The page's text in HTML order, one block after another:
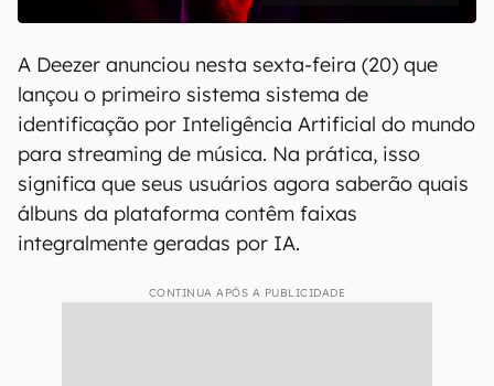
A Deezer anunciou nesta sexta-feira (20) que
lançou o primeiro sistema sistema de
identificação por Inteligência Artificial do mundo
para streaming de música. Na prática, isso
significa que seus usuários agora saberão quais
álbuns da plataforma contêm faixas
integralmente geradas por IA.
CONTINUA APÓS A PUBLICIDADE